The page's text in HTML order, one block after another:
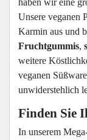
Unsere veganen
Karmin aus und
Fruchtgummis,
weitere
veganen
unwiderstehlich
Finden Sie
In unserem